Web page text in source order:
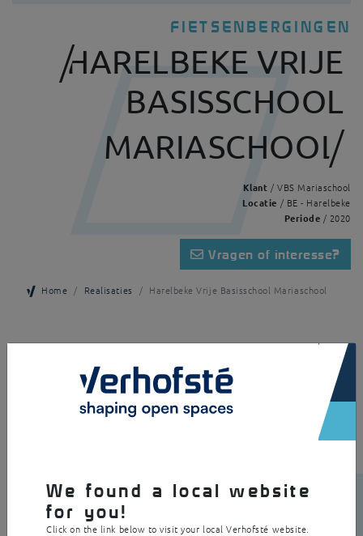
FIETSENBERGINGEN
HARELBEKE VRIJE
BASISSCHOOL
MARIASCHOOL
Klant / VBS Mariaschool
Locatie / BE - Harelbeke
Periode / 2020
Vragen of interesse?
Home Realisaties Harelbeke Vrije Basisschool Mariaschool
is opgebouwd uit verzinkt staal met een dubbele lichtstraat uit heldere
polycarbonaat spouwplaat.
×
We found a local website
for you!
Click on the link below to visit your local Verhofsté website.